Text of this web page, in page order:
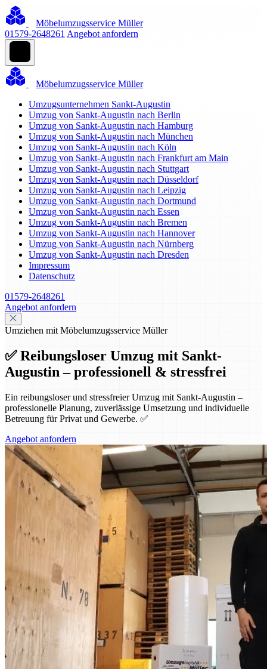
Möbelumzugsservice Müller
01579-2648261 Angebot anfordern
Möbelumzugsservice Müller
Umzugsunternehmen Sankt-Augustin
Umzug von Sankt-Augustin nach Berlin
Umzug von Sankt-Augustin nach Hamburg
Umzug von Sankt-Augustin nach München
Umzug von Sankt-Augustin nach Köln
Umzug von Sankt-Augustin nach Frankfurt am Main
Umzug von Sankt-Augustin nach Stuttgart
Umzug von Sankt-Augustin nach Düsseldorf
Umzug von Sankt-Augustin nach Leipzig
Umzug von Sankt-Augustin nach Dortmund
Umzug von Sankt-Augustin nach Essen
Umzug von Sankt-Augustin nach Bremen
Umzug von Sankt-Augustin nach Hannover
Umzug von Sankt-Augustin nach Nürnberg
Umzug von Sankt-Augustin nach Dresden
Impressum
Datenschutz
01579-2648261
Angebot anfordern
Umziehen mit Möbelumzugsservice Müller
✅ Reibungsloser Umzug mit Sankt-
Augustin – professionell & stressfrei
Ein reibungsloser und stressfreier Umzug mit Sankt-Augustin –
professionelle Planung, zuverlässige Umsetzung und individuelle
Betreuung für Privat und Gewerbe. ✅
Angebot anfordern